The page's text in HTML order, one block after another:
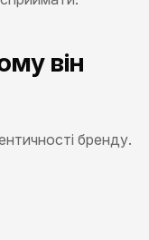
він
бренду.